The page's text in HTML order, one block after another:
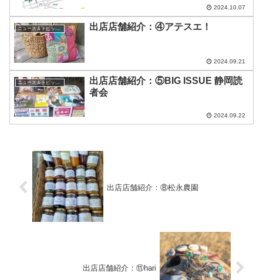
2024.10.07
ニュース＆トピックス 出店店舗紹介：④アテスエ！
2024.09.21
出店店舗紹介：⑤BIG ISSUE 静岡読
者会
2024.09.22
出店店舗紹介：⑧松永農園
出店店舗紹介：⑪hari